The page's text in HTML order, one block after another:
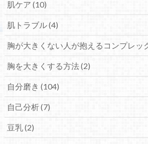
肌ケア (10)
肌トラブル (4)
胸が大きくない人が抱えるコンプレッ
胸を大きくする方法 (2)
自分磨き (104)
自己分析 (7)
豆乳 (2)